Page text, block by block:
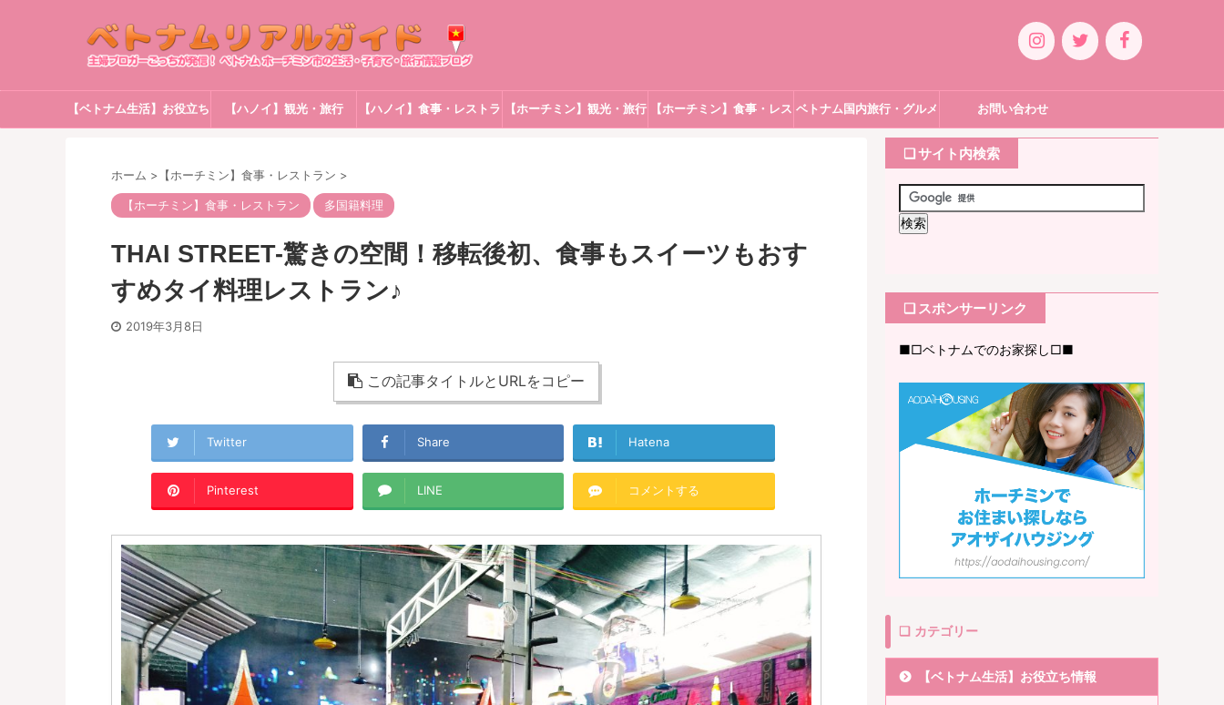
【ベトナム生活】お役立ち 【ハノイ】観光・旅行 【ハノイ】食事・レストラ 【ホーチミン】観光・旅行 【ホーチミン】食事・レス ベトナム国内旅行・グルメ お問い合わせ
ホーム > 【ホーチミン】食事・レストラン >
【ホーチミン】食事・レストラン 多国籍料理
THAI STREET-驚きの空間！移転後初、食事もスイーツもおす
すめタイ料理レストラン♪
2019年3月8日
この記事タイトルとURLをコピー
Twitter Share Hatena
Pinterest LINE コメントする
❏ サイト内検索
❏ スポンサーリンク
■□ベトナムでのお家探し□■
❏ カテゴリー
【ベトナム生活】お役立ち情報